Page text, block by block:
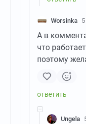
Worsinka
А в
что
поэтому
Ungela